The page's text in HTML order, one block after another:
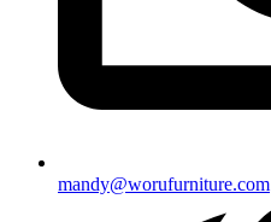
mandy@worufurniture.com